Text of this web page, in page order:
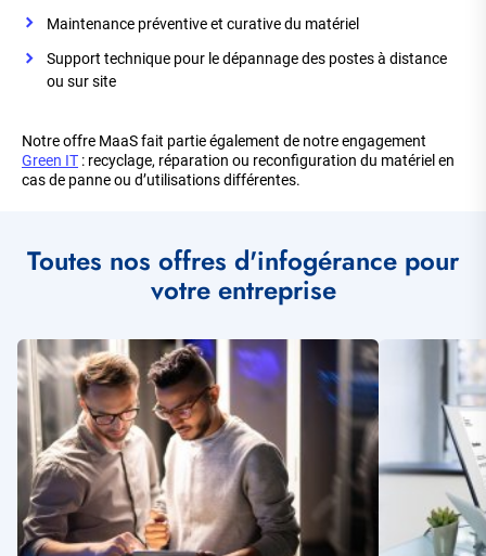
Maintenance préventive et curative du matériel
Support technique pour le dépannage des postes à distance
ou sur site
Notre offre MaaS fait partie également de notre engagement
Green IT : recyclage, réparation ou reconfiguration du matériel en
cas de panne ou d’utilisations différentes.
Toutes nos offres d'infogérance pour
votre entreprise
Illustration
vignette
Illustration